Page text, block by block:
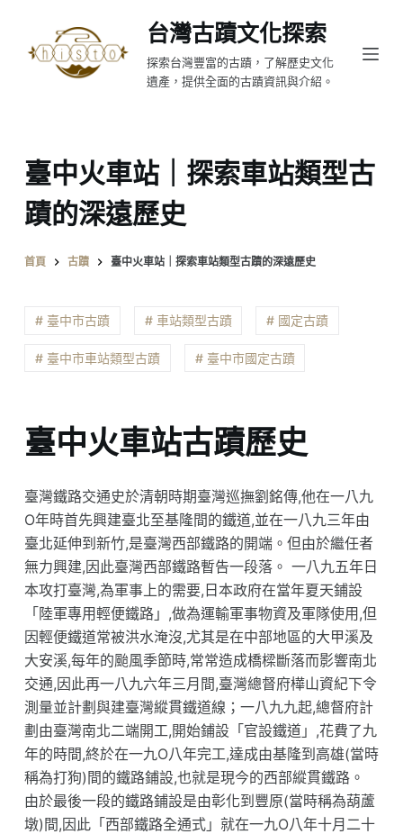
至
台灣古蹟文化探索
探索台灣豐富的古蹟，了解歷史文化
遺產，提供全面的古蹟資訊與介紹。
臺中火車站｜探索車站類型古
蹟的深遠歷史
首頁 古蹟 臺中火車站｜探索車站類型古蹟的深遠歷史
# 臺中市古蹟 # 車站類型古蹟 # 國定古蹟
# 臺中市車站類型古蹟 # 臺中市國定古蹟
臺中火車站古蹟歷史
臺灣鐵路交通史於清朝時期臺灣巡撫劉銘傳,他在一八九
O年時首先興建臺北至基隆間的鐵道,並在一八九三年由
臺北延伸到新竹,是臺灣西部鐵路的開端。但由於繼任者
無力興建,因此臺灣西部鐵路暫告一段落。 一八九五年日
本攻打臺灣,為軍事上的需要,日本政府在當年夏天鋪設
「陸軍專用輕便鐵路」,做為運輸軍事物資及軍隊使用,但
因輕便鐵道常被洪水淹沒,尤其是在中部地區的大甲溪及
大安溪,每年的颱風季節時,常常造成橋樑斷落而影響南北
交通,因此再一八九六年三月間,臺灣總督府樺山資紀下令
測量並計劃與建臺灣縱貫鐵道線；一八九九起,總督府計
劃由臺灣南北二端開工,開始鋪設「官設鐵道」,花費了九
年的時間,終於在一九O八年完工,達成由基隆到高雄(當時
稱為打狗)間的鐵路鋪設,也就是現今的西部縱貫鐵路。
由於最後一段的鐵路鋪設是由彰化到豐原(當時稱為葫蘆
墩)間,因此「西部鐵路全通式」就在一九O八年十月二十